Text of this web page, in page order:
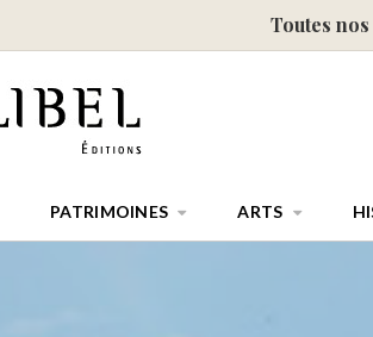
Toutes
PATRIMOINES ARTS